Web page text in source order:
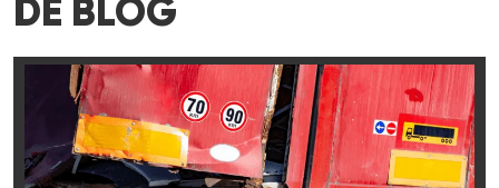
DE BLOG